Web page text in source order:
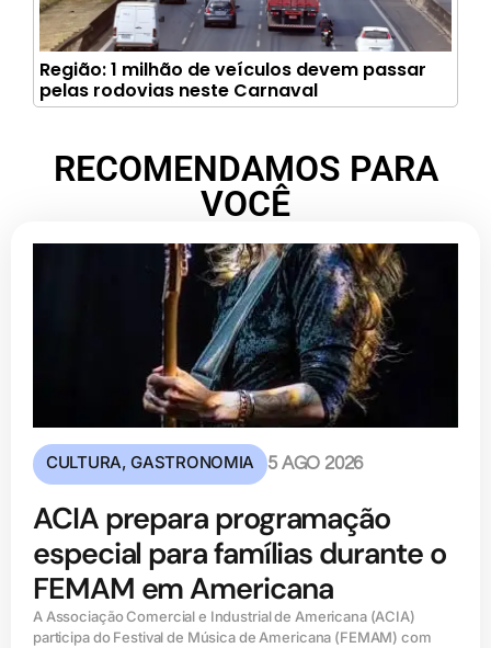
Região: 1 milhão de veículos devem passar
pelas rodovias neste Carnaval
RECOMENDAMOS PARA
VOCÊ
CULTURA,GASTRONOMIA 5 AGO 2026
ACIA prepara programação
especial para famílias durante o
FEMAM em Americana
A Associação Comercial e Industrial de Americana (ACIA)
participa do Festival de Música de Americana (FEMAM) com